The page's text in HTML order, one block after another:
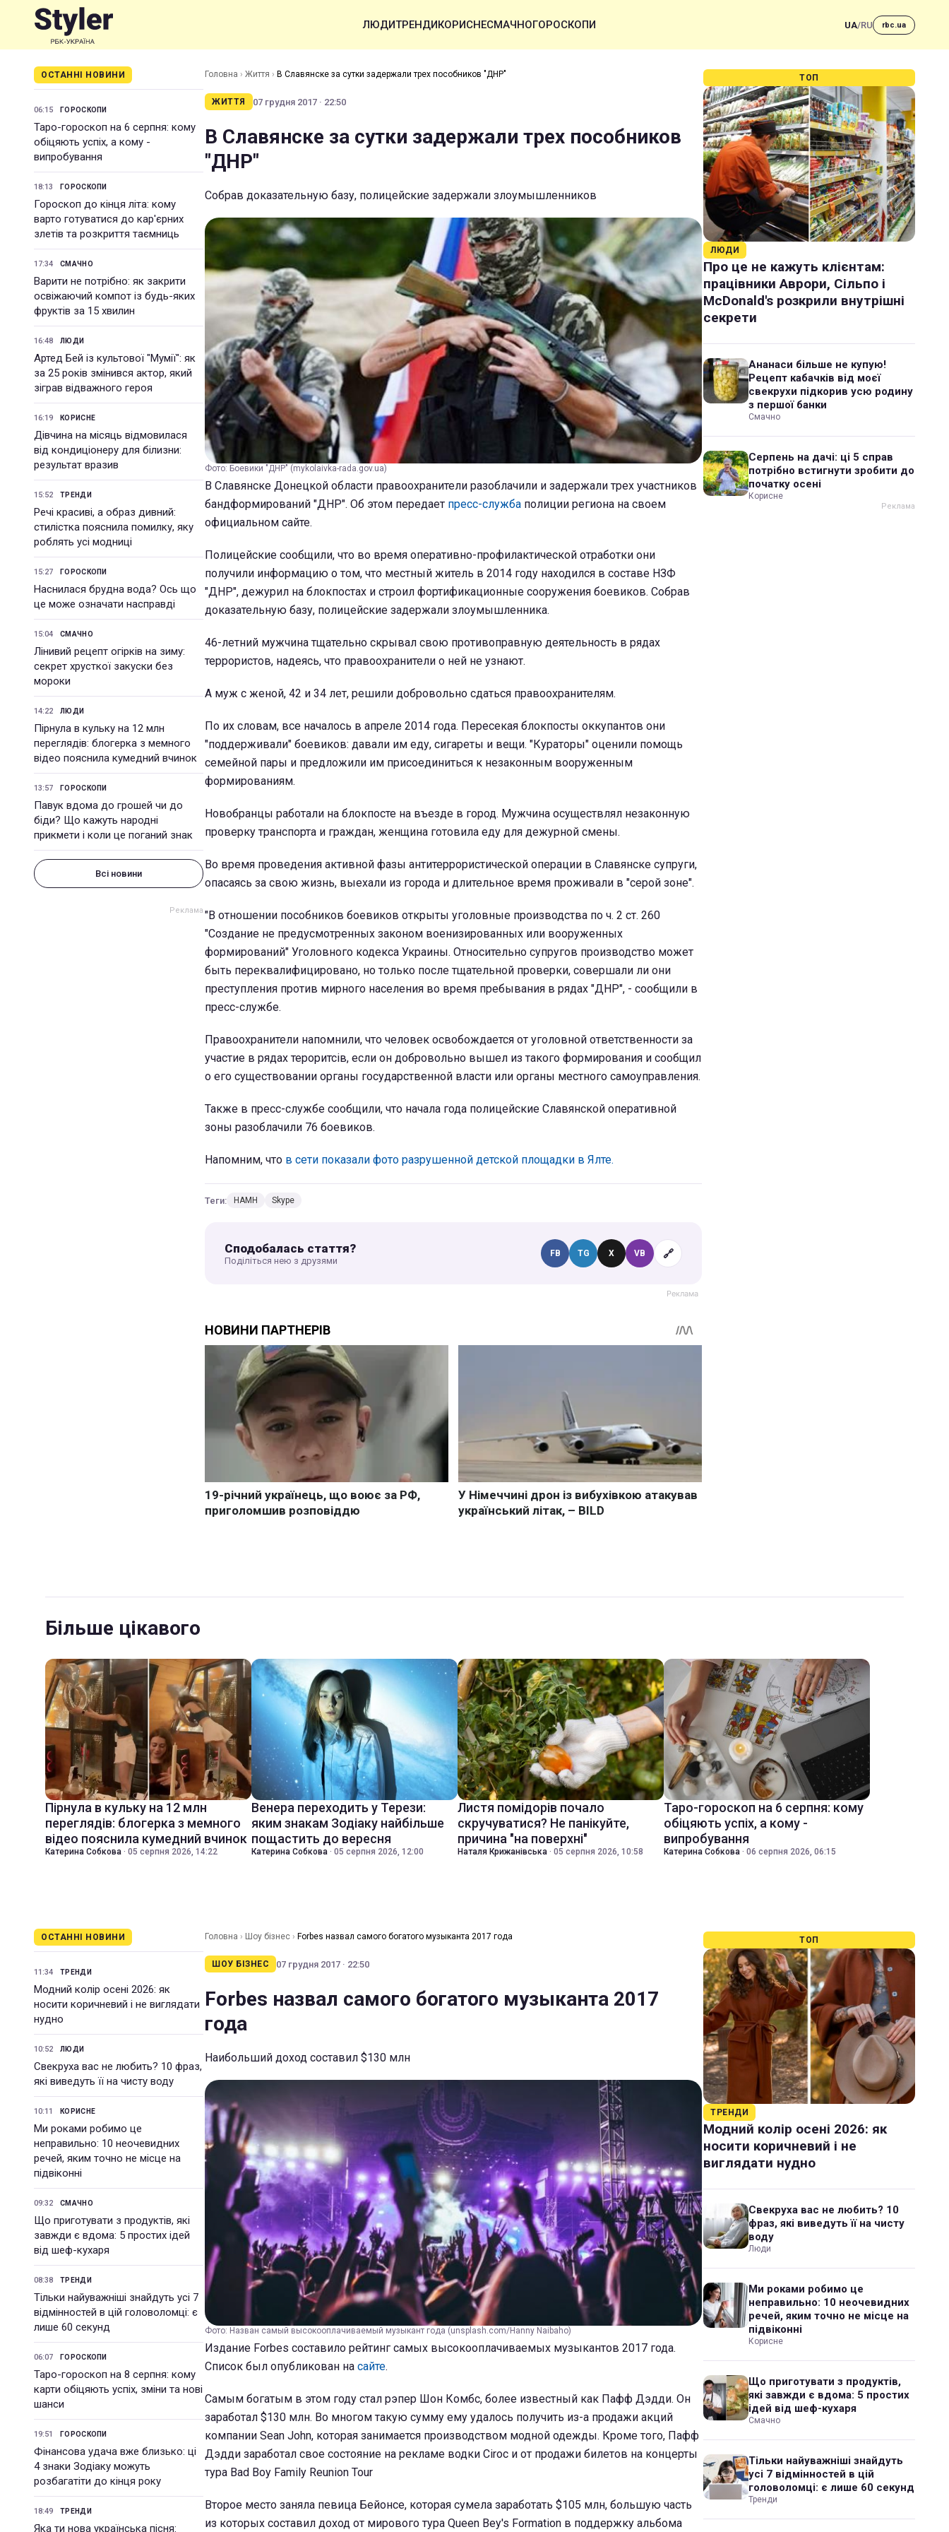
ЛЮДИТРЕНДИКОРИСНЕСМАЧНОГОРОСКОПИ UA/RU rbc.ua
ОСТАННІ НОВИНИ
06:15 ГОРОСКОПИ
Таро-гороскоп на 6 серпня: кому
обіцяють успіх, а кому -
випробування
18:13 ГОРОСКОПИ
Гороскоп до кінця літа: кому
варто готуватися до кар'єрних
злетів та розкриття таємниць
17:34 СМАЧНО
Варити не потрібно: як закрити
освіжаючий компот із будь-яких
фруктів за 15 хвилин
16:48 ЛЮДИ
Артед Бей із культової "Мумії": як
за 25 років змінився актор, який
зіграв відважного героя
16:19 КОРИСНЕ
Дівчина на місяць відмовилася
від кондиціонеру для білизни:
результат вразив
15:52 ТРЕНДИ
Речі красиві, а образ дивний:
стилістка пояснила помилку, яку
роблять усі модниці
15:27 ГОРОСКОПИ
Наснилася брудна вода? Ось що
це може означати насправді
15:04 СМАЧНО
Лінивий рецепт огірків на зиму:
секрет хрусткої закуски без
мороки
14:22 ЛЮДИ
Пірнула в кульку на 12 млн
переглядів: блогерка з мемного
відео пояснила кумедний вчинок
13:57 ГОРОСКОПИ
Павук вдома до грошей чи до
біди? Що кажуть народні
прикмети і коли це поганий знак
Всі новини
Головна › Життя › В Славянске за сутки задержали трех пособников "ДНР"
ЖИТТЯ 07 грудня 2017 · 22:50
В Славянске за сутки задержали трех пособников
"ДНР"
Собрав доказательную базу, полицейские задержали злоумышленников
Фото: Боевики "ДНР" (mykolaivka-rada.gov.ua)
В Славянске Донецкой области правоохранители разоблачили и задержали трех участников
бандформирований "ДНР". Об этом передает пресс-служба полиции региона на своем
официальном сайте.
Полицейские сообщили, что во время оперативно-профилактической отработки они
получили информацию о том, что местный житель в 2014 году находился в составе НЗФ
"ДНР", дежурил на блокпостах и строил фортификационные сооружения боевиков. Собрав
доказательную базу, полицейские задержали злоумышленника.
46-летний мужчина тщательно скрывал свою противоправную деятельность в рядах
террористов, надеясь, что правоохранители о ней не узнают.
А муж с женой, 42 и 34 лет, решили добровольно сдаться правоохранителям.
По их словам, все началось в апреле 2014 года. Пересекая блокпосты оккупантов они
"поддерживали" боевиков: давали им еду, сигареты и вещи. "Кураторы" оценили помощь
семейной пары и предложили им присоединиться к незаконным вооруженным
формированиям.
Новобранцы работали на блокпосте на въезде в город. Мужчина осуществлял незаконную
проверку транспорта и граждан, женщина готовила еду для дежурной смены.
Во время проведения активной фазы антитеррористической операции в Славянске супруги,
опасаясь за свою жизнь, выехали из города и длительное время проживали в "серой зоне".
"В отношении пособников боевиков открыты уголовные производства по ч. 2 ст. 260
"Создание не предусмотренных законом военизированных или вооруженных
формирований" Уголовного кодекса Украины. Относительно супругов производство может
быть переквалифицировано, но только после тщательной проверки, совершали ли они
преступления против мирного населения во время пребывания в рядах "ДНР", - сообщили в
пресс-службе.
Правоохранители напомнили, что человек освобождается от уголовной ответственности за
участие в рядах тероритсів, если он добровольно вышел из такого формирования и сообщил
о его существовании органы государственной власти или органы местного самоуправления.
Также в пресс-службе сообщили, что начала года полицейские Славянской оперативной
зоны разоблачили 76 боевиков.
Напомним, что в сети показали фото разрушенной детской площадки в Ялте.
Теги: НАМН Skype
Сподобалась стаття?
Поділіться нею з друзями
FB TG X VB 🔗
ТОП
ЛЮДИ
Про це не кажуть клієнтам:
працівники Аврори, Сільпо і
McDonald's розкрили внутрішні
секрети
Ананаси більше не купую!
Рецепт кабачків від моєї
свекрухи підкорив усю родину
з першої банки
Смачно
Серпень на дачі: ці 5 справ
потрібно встигнути зробити до
початку осені
Корисне
Більше цікавого
Пірнула в кульку на 12 млн
переглядів: блогерка з мемного
відео пояснила кумедний вчинок
Катерина Собкова · 05 серпня 2026, 14:22
Венера переходить у Терези:
яким знакам Зодіаку найбільше
пощастить до вересня
Катерина Собкова · 05 серпня 2026, 12:00
Листя помідорів почало
скручуватися? Не панікуйте,
причина "на поверхні"
Наталя Крижанівська · 05 серпня 2026, 10:58
Таро-гороскоп на 6 серпня: кому
обіцяють успіх, а кому -
випробування
Катерина Собкова · 06 серпня 2026, 06:15
ОСТАННІ НОВИНИ
11:34 ТРЕНДИ
Модний колір осені 2026: як
носити коричневий і не виглядати
нудно
10:52 ЛЮДИ
Свекруха вас не любить? 10 фраз,
які виведуть її на чисту воду
10:11 КОРИСНЕ
Ми роками робимо це
неправильно: 10 неочевидних
речей, яким точно не місце на
підвіконні
09:32 СМАЧНО
Що приготувати з продуктів, які
завжди є вдома: 5 простих ідей
від шеф-кухаря
08:38 ТРЕНДИ
Тільки найуважніші знайдуть усі 7
відмінностей в цій головоломці: є
лише 60 секунд
06:07 ГОРОСКОПИ
Таро-гороскоп на 8 серпня: кому
карти обіцяють успіх, зміни та нові
шанси
19:51 ГОРОСКОПИ
Фінансова удача вже близько: ці
4 знаки Зодіаку можуть
розбагатіти до кінця року
18:49 ТРЕНДИ
Яка ти нова українська пісня:
Головна › Шоу бізнес › Forbes назвал самого богатого музыканта 2017 года
ШОУ БІЗНЕС 07 грудня 2017 · 22:50
Forbes назвал самого богатого музыканта 2017
года
Наибольший доход составил $130 млн
Фото: Назван самый высокооплачиваемый музыкант года (unsplash.com/Hanny Naibaho)
Издание Forbes составило рейтинг самых высокооплачиваемых музыкантов 2017 года.
Список был опубликован на сайте.
Самым богатым в этом году стал рэпер Шон Комбс, более известный как Пафф Дэдди. Он
заработал $130 млн. Во многом такую сумму ему удалось получить из-а продажи акций
компании Sean John, которая занимается производством модной одежды. Кроме того, Пафф
Дэдди заработал свое состояние на рекламе водки Ciroc и от продажи билетов на концерты
тура Bad Boy Family Reunion Tour
Второе место заняла певица Бейонсе, которая сумела заработать $105 млн, большую часть
из которых составил доход от мирового тура Queen Bey's Formation в поддержку альбома
ТОП
ТРЕНДИ
Модний колір осені 2026: як
носити коричневий і не
виглядати нудно
Свекруха вас не любить? 10
фраз, які виведуть її на чисту
воду
Люди
Ми роками робимо це
неправильно: 10 неочевидних
речей, яким точно не місце на
підвіконні
Корисне
Що приготувати з продуктів,
які завжди є вдома: 5 простих
ідей від шеф-кухаря
Смачно
Тільки найуважніші знайдуть
усі 7 відмінностей в цій
головоломці: є лише 60 секунд
Тренди